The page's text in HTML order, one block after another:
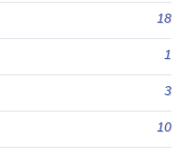
18
1
3
10